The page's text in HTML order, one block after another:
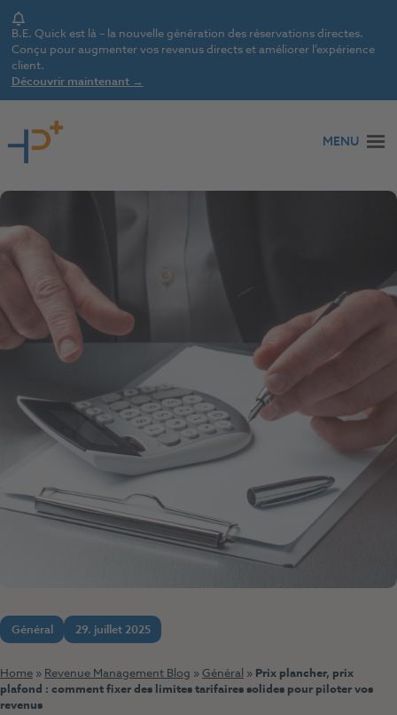
Notice
B.E. Quick est là – la nouvelle génération des réservations directes.
Conçu pour augmenter vos revenus directs et améliorer l’expérience
client.
Découvrir maintenant →
MENU
Général 29. juillet 2025
Home » Revenue Management Blog » Général » Prix plancher, prix
plafond : comment fixer des limites tarifaires solides pour piloter vos
revenus